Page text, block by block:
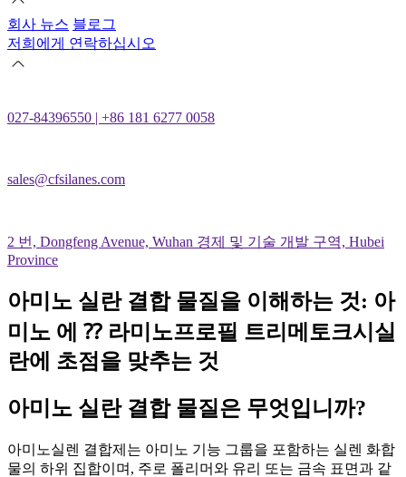
회사 뉴스 블로그
저희에게 연락하십시오
027-84396550 | +86 181 6277 0058
sales@cfsilanes.com
2 번, Dongfeng Avenue, Wuhan 경제 및 기술 개발 구역, Hubei
Province
아미노 실란 결합 물질을 이해하는 것: 아
미노 에 ⁇ 라미노프로필 트리메토크시실
란에 초점을 맞추는 것
아미노 실란 결합 물질은 무엇입니까?
아미노실렌 결합제는 아미노 기능 그룹을 포함하는 실렌 화합
물의 하위 집합이며, 주로 폴리머와 유리 또는 금속 표면과 같